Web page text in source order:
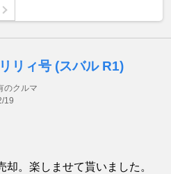
リィ号 (スバル R1)
のクルマ
19
。楽しませて貰いました。